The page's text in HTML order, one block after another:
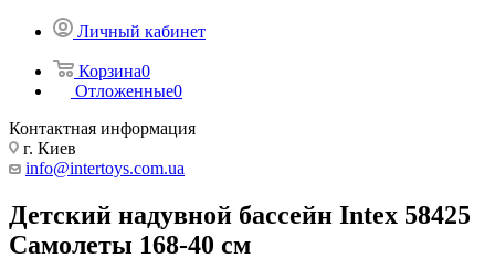
Личный кабинет
Корзина0
Отложенные0
Контактная информация
г. Киев
info@intertoys.com.ua
Детский надувной бассейн Intex 58425
Самолеты 168-40 см